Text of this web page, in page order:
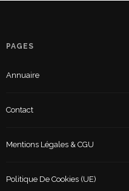
PAGES
Annuaire
Contact
Mentions Légales & CGU
Politique De Cookies (UE)